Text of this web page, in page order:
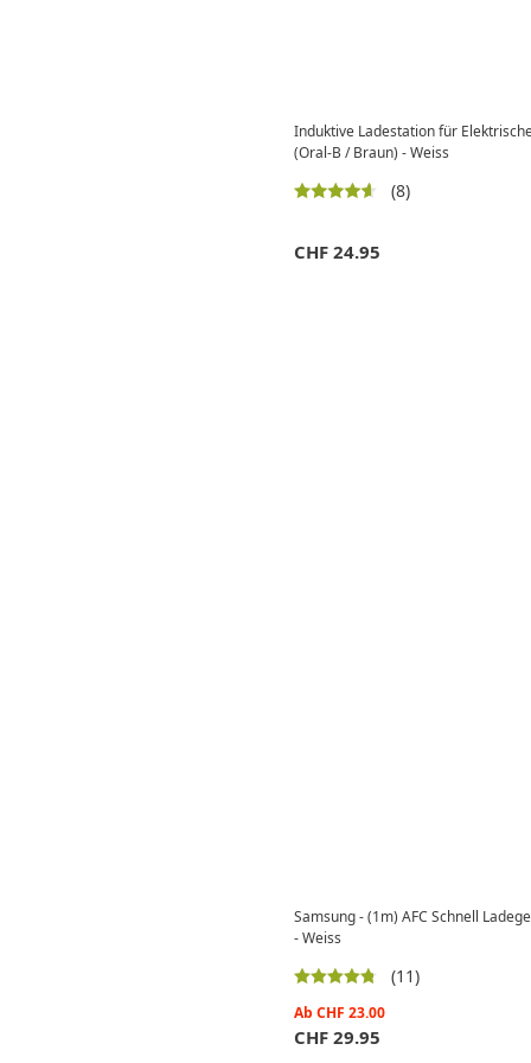
Induktive Ladestation für
(Oral-B / Braun) - Weiss
(8)
CHF 24.95
Samsung - (1m) AFC Schnell
- Weiss
(11)
Ab CHF 23.00
CHF 29.95